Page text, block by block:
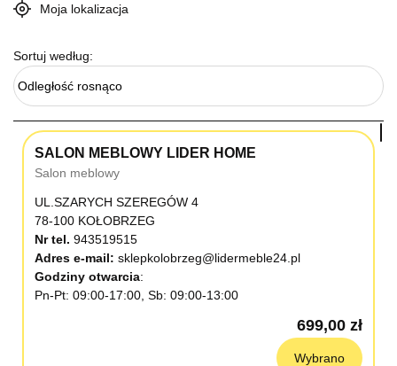
Moja lokalizacja
Sortuj według:
Odległość rosnąco
SALON MEBLOWY LIDER HOME
Salon meblowy
UL.SZARYCH SZEREGÓW 4
78-100 KOŁOBRZEG
Nr tel. 943519515
Adres e-mail: sklepkolobrzeg@lidermeble24.pl
Godziny otwarcia
Pn-Pt: 09:00-17:00, Sb: 09:00-13:00
699,00 zł
Wybrano